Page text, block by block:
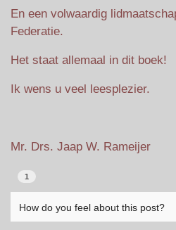
En een volwaardig
Federatie.
Het staat allemaal in dit boek!
Ik wens u veel leesplezier.
Mr. Drs. Jaap W. Rameijer
1
How do you feel about this post?